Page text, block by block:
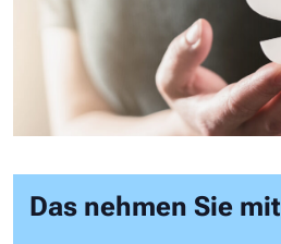
Das nehmen Sie mit